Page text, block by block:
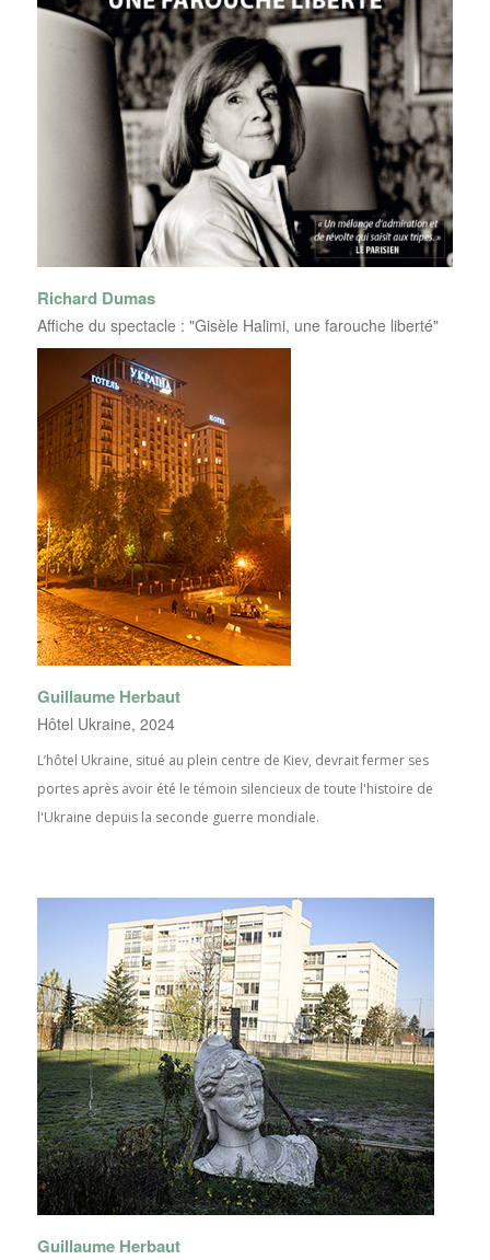
Richard Dumas
Affiche du spectacle : "Gisèle Halimi, une farouche liberté"
Guillaume Herbaut
Hôtel Ukraine, 2024
L’hôtel Ukraine, situé au plein centre de Kiev, devrait fermer ses
portes après avoir été le témoin silencieux de toute l'histoire de
l'Ukraine depuis la seconde guerre mondiale.
Guillaume Herbaut